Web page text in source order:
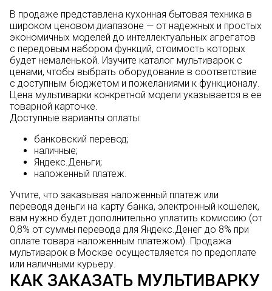
В продаже представлена кухонная бытовая техника в
широком ценовом диапазоне — от надежных и простых
экономичных моделей до интеллектуальных агрегатов
с передовым набором функций, стоимость которых
будет немаленькой. Изучите каталог мультиварок с
ценами, чтобы выбрать оборудование в соответствие
с доступным бюджетом и пожеланиями к функционалу.
Цена мультиварки конкретной модели указывается в ее
товарной карточке.
Доступные варианты оплаты:
банковский перевод;
наличные;
Яндекс.Деньги;
наложенный платеж.
Учтите, что заказывая наложенный платеж или
переводя деньги на карту банка, электронный кошелек,
вам нужно будет дополнительно уплатить комиссию (от
0,8% от суммы перевода для Яндекс.Денег до 8% при
оплате товара наложенным платежом). Продажа
мультиварок в Москве осуществляется по предоплате
или наличными курьеру.
КАК ЗАКАЗАТЬ МУЛЬТИВАРКУ